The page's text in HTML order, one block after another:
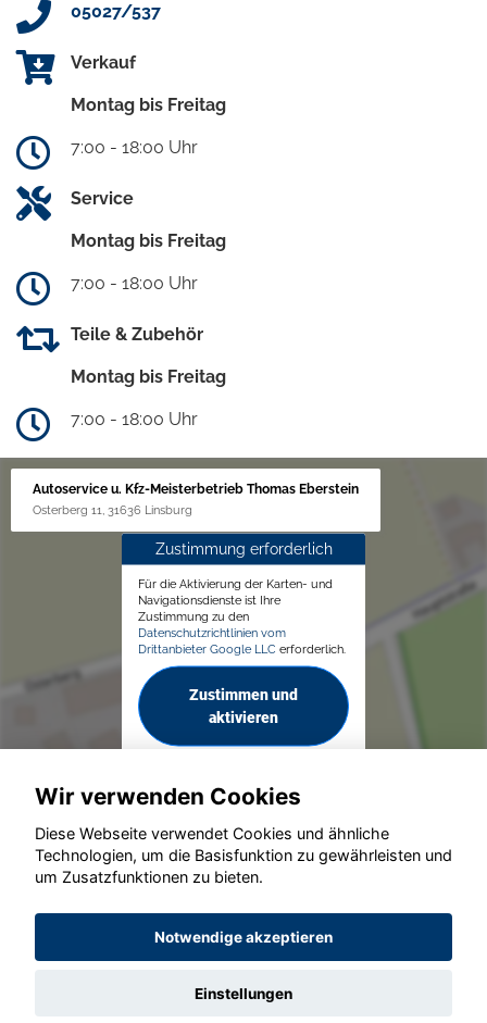
05027/537
Verkauf
Montag bis Freitag
7:00 - 18:00 Uhr
Service
Montag bis Freitag
7:00 - 18:00 Uhr
Teile & Zubehör
Montag bis Freitag
7:00 - 18:00 Uhr
Autoservice u. Kfz-Meisterbetrieb Thomas Eberstein
Osterberg 11, 31636 Linsburg
Zustimmung erforderlich
Für die Aktivierung der Karten- und
Navigationsdienste ist Ihre
Zustimmung zu den
Datenschutzrichtlinien vom
Drittanbieter Google LLC erforderlich.
Zustimmen und
aktivieren
© konjunkturmotor.de GmbH 2020 - 2026
Wir verwenden Cookies
Diese Webseite verwendet Cookies und ähnliche
Technologien, um die Basisfunktion zu gewährleisten und
um Zusatzfunktionen zu bieten.
Notwendige akzeptieren
Einstellungen